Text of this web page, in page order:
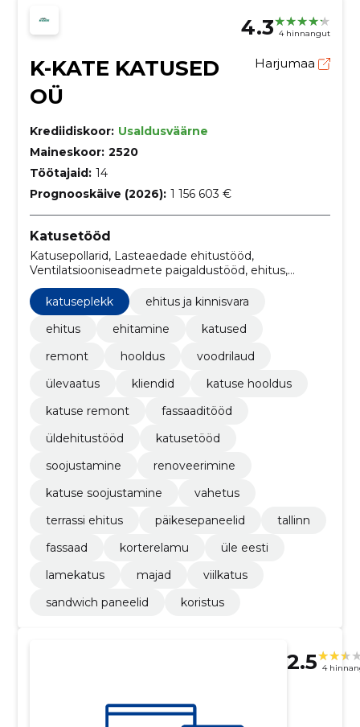
4.3 4 hinnangut
K-KATE KATUSED
OÜ
Harjumaa
Krediidiskoor: Usaldusväärne
Maineskoor: 2520
Töötajaid: 14
Prognooskäive (2026): 1 156 603 €
Katusetööd
Katusepollarid, Lasteaedade ehitustööd,
Ventilatsiooniseadmete paigaldustööd, ehitus,
ehitamine, katused, remont, hooldus, voodrilaud,
ülevaatus
katuseplekk
ehitus ja kinnisvara
ehitus
ehitamine
katused
remont
hooldus
voodrilaud
ülevaatus
kliendid
katuse hooldus
katuse remont
fassaaditööd
üldehitustööd
katusetööd
soojustamine
renoveerimine
katuse soojustamine
vahetus
terrassi ehitus
päikesepaneelid
tallinn
fassaad
korterelamu
üle eesti
lamekatus
majad
viilkatus
sandwich paneelid
koristus
2.5 4